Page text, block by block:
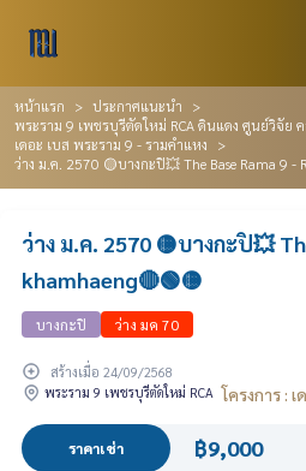
หน้าแรก
ประกาศแนะนำ
พระราม 9 เพชรบุรีตัดใหม่ RCA ดินแดง ศูนย์วิจัย
เดอะ เบส พระราม 9 - รามคำแหง
ว่าง ม.ค. 2570 🟡บางกะปิ💥 The Base Rama 9 -
ว่าง ม.ค. 2570 🟡บางกะปิ💥
khamhaeng🔴🟢🟡
บางกะปิ ว่าง มค 70
สร้างเมื่อ 24/09/2568
พระราม 9 เพชรบุรีตัดใหม่ RCA โครงการ :
ราคาเช่า ฿9,000